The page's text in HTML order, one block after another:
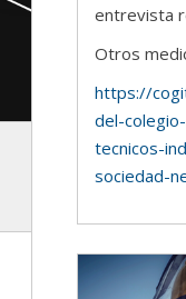
entrevista
Otros
https://
del-
tecnicos-
sociedad-